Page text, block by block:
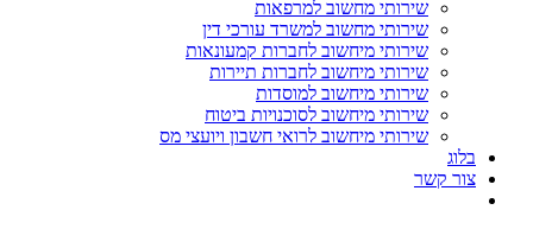
שירותי מחשוב למרפאות
שירותי מחשוב למשרד עורכי דין
שירותי מיחשוב לחברות קמעונאות
שירותי מיחשוב לחברות תיירות
שירותי מיחשוב למוסדות
שירותי מיחשוב לסוכנויות ביטוח
שירותי מיחשוב לרואי חשבון ויועצי מס
בלוג
צור קשר